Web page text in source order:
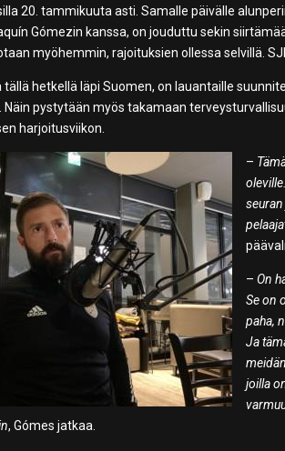
20. tammikuuta asti. Samalle päivälle
Gómezin kanssa, on jouduttu sekin
myöhemmin, rajoituksien ollessa selvillä.
tällä hetkellä läpi Suomen, on lauantaille
Näin pystytään myös takamaan
harjoitusviikon.
–
–On
Se on
paha,
Ja
joilla
, Gómes jatkaa.